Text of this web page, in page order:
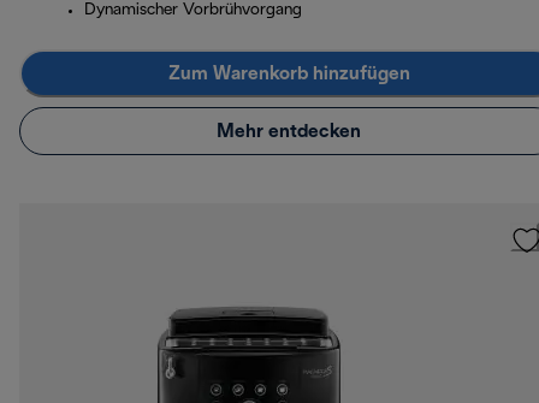
Dynamischer Vorbrühvorgang
Zum Warenkorb hinzufügen
Mehr entdecken